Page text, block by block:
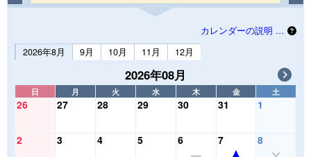
カレンダーの説明 …
2026年8月
9月 10月 11月 12月
2026年08月
日 月 火 水 木 金 土
26 27 28 29 30 31 1
2 3 4 5 6 7 8